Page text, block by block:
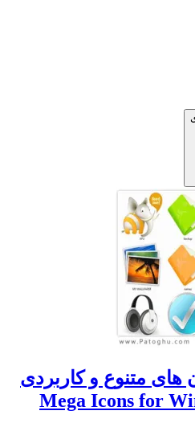
های متنوع و کاربردی